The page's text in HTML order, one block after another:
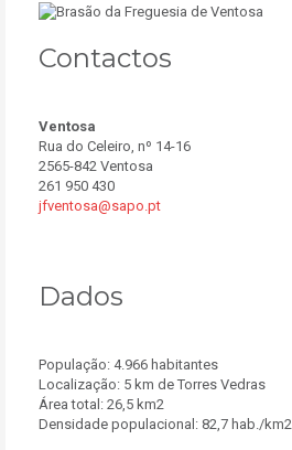
Contactos
Ventosa
Rua do Celeiro, nº 14-16
2565-842 Ventosa
261 950 430
jfventosa@sapo.pt
Dados
População: 4.966 habitantes
Localização: 5 km de Torres Vedras
Área total: 26,5 km2
Densidade populacional: 82,7 hab./km2